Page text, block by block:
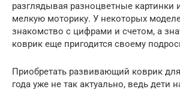
разглядывая разноцветные картинки
мелкую моторику. У некоторых
знакомство с цифрами и счетом, а
коврик еще пригодится своему
Приобретать развивающий коврик
года уже не так актуально, ведь дети